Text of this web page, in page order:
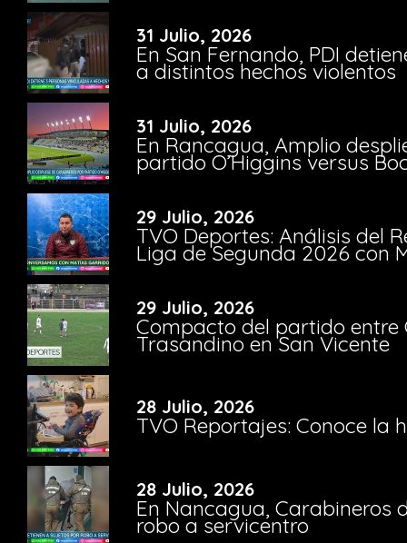
31 Julio, 2026
En San Fernando, PDI
a distintos hechos violentos
31 Julio, 2026
En Rancagua, Amplio
partido O’Higgins versus
29 Julio, 2026
TVO Deportes: Análisis del
Liga de Segunda 2026 con
29 Julio, 2026
Compacto del partido entre
Trasandino en San Vicente
28 Julio, 2026
TVO Reportajes: Conoce la
28 Julio, 2026
En Nancagua, Carabineros
robo a servicentro